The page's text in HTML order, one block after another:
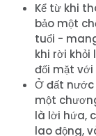
Kể từ khi
bảo một
tuổi -
khi rời khỏi
đối mặt
Ở đất
một
là lời hứa,
lao động,